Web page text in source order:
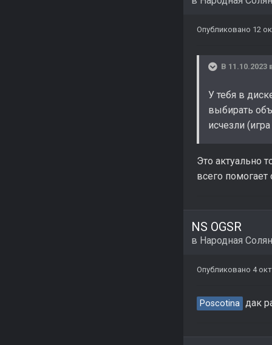
Опубликовано 12
В 11.10.2023
У тебя в
выбирать
исчезли
Это актуально
всего
NS OGSR
в Народная
Опубликовано 4
Poscotina дак